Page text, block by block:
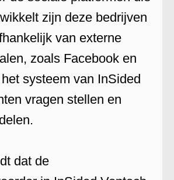
zijn deze bedrijven
van externe
zoals Facebook en
systeem van InSided
vragen stellen en
dat de